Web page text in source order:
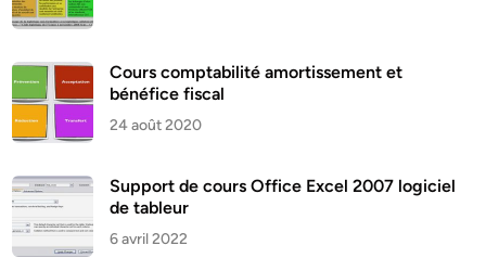
Cours comptabilité amortissement et
bénéfice fiscal
24 août 2020
Support de cours Office Excel 2007 logiciel
de tableur
6 avril 2022